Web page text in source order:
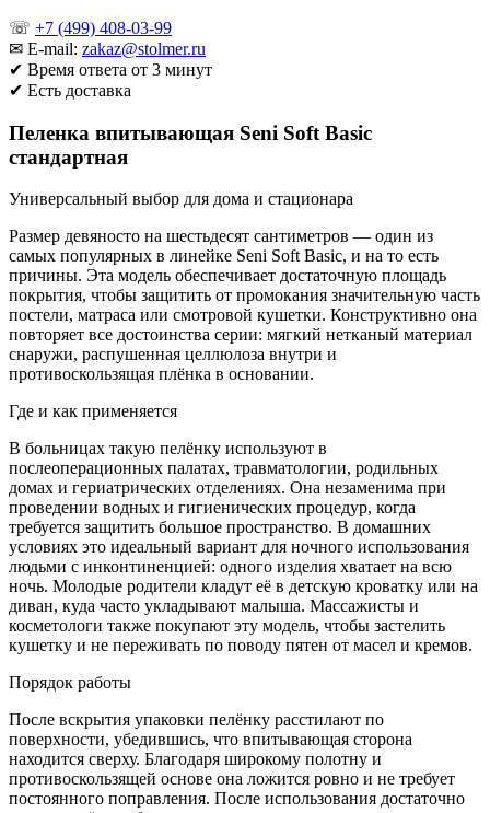
☏ +7 (499) 408-03-99
✉ E-mail: zakaz@stolmer.ru
✔ Время ответа от 3 минут
✔ Есть доставка
Пеленка впитывающая Seni Soft Basic
стандартная
Универсальный выбор для дома и стационара
Размер девяносто на шестьдесят сантиметров — один из
самых популярных в линейке Seni Soft Basic, и на то есть
причины. Эта модель обеспечивает достаточную площадь
покрытия, чтобы защитить от промокания значительную часть
постели, матраса или смотровой кушетки. Конструктивно она
повторяет все достоинства серии: мягкий нетканый материал
снаружи, распушенная целлюлоза внутри и
противоскользящая плёнка в основании.
Где и как применяется
В больницах такую пелёнку используют в
послеоперационных палатах, травматологии, родильных
домах и гериатрических отделениях. Она незаменима при
проведении водных и гигиенических процедур, когда
требуется защитить большое пространство. В домашних
условиях это идеальный вариант для ночного использования
людьми с инконтиненцией: одного изделия хватает на всю
ночь. Молодые родители кладут её в детскую кроватку или на
диван, куда часто укладывают малыша. Массажисты и
косметологи также покупают эту модель, чтобы застелить
кушетку и не переживать по поводу пятен от масел и кремов.
Порядок работы
После вскрытия упаковки пелёнку расстилают по
поверхности, убедившись, что впитывающая сторона
находится сверху. Благодаря широкому полотну и
противоскользящей основе она ложится ровно и не требует
постоянного поправления. После использования достаточно